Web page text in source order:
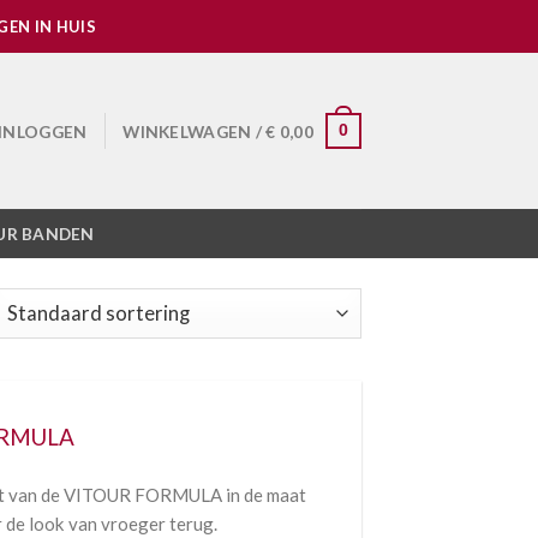
IN HUIS
WINKELWAGEN /€ 0,00 0
BANDEN
de VITOUR FORMULA in de maat
look van vroeger terug.